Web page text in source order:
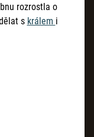
rozrostla o
s králem i